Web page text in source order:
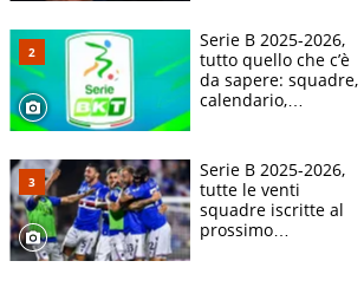
Serie B 2025-2026,
tutto quello che c’è
da sapere: squadre,
calendario,
playoff e playout
Serie B 2025-2026,
tutte le venti
squadre iscritte al
prossimo